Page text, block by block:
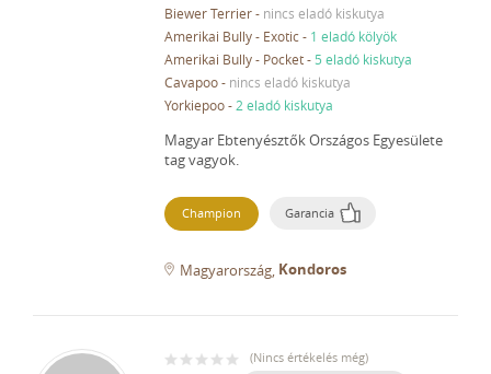
Biewer Terrier- nincs eladó kiskutya
Amerikai Bully - Exotic- 1 eladó kölyök
Amerikai Bully - Pocket- 5 eladó kiskutya
Cavapoo- nincs eladó kiskutya
Yorkiepoo- 2 eladó kiskutya
Magyar Ebtenyésztők Országos Egyesülete
tag vagyok.
Champion Garancia
Magyarország Kondoros
(Nincs értékelés még)